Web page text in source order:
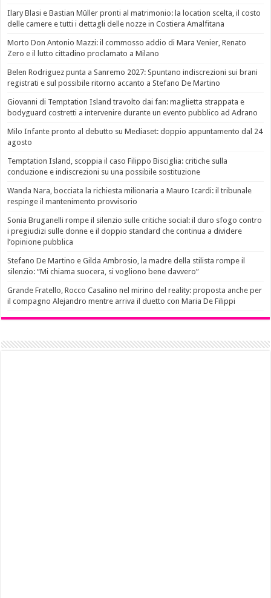
Ilary Blasi e Bastian Müller pronti al matrimonio: la location scelta, il costo
delle camere e tutti i dettagli delle nozze in Costiera Amalfitana
Morto Don Antonio Mazzi: il commosso addio di Mara Venier, Renato
Zero e il lutto cittadino proclamato a Milano
Belen Rodriguez punta a Sanremo 2027: Spuntano indiscrezioni sui brani
registrati e sul possibile ritorno accanto a Stefano De Martino
Giovanni di Temptation Island travolto dai fan: maglietta strappata e
bodyguard costretti a intervenire durante un evento pubblico ad Adrano
Milo Infante pronto al debutto su Mediaset: doppio appuntamento dal 24
agosto
Temptation Island, scoppia il caso Filippo Bisciglia: critiche sulla
conduzione e indiscrezioni su una possibile sostituzione
Wanda Nara, bocciata la richiesta milionaria a Mauro Icardi: il tribunale
respinge il mantenimento provvisorio
Sonia Bruganelli rompe il silenzio sulle critiche social: il duro sfogo contro
i pregiudizi sulle donne e il doppio standard che continua a dividere
l’opinione pubblica
Stefano De Martino e Gilda Ambrosio, la madre della stilista rompe il
silenzio: “Mi chiama suocera, si vogliono bene davvero”
Grande Fratello, Rocco Casalino nel mirino del reality: proposta anche per
il compagno Alejandro mentre arriva il duetto con Maria De Filippi